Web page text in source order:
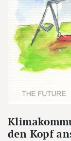
den Kopf